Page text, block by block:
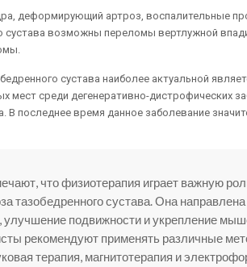
деформирующий артроз, воспалительные
сустава возможны переломы вертлужной
сустава наиболее актуальной
мест среди дегенеративно-дистрофических
В последнее время данное заболевание
что физиотерапия играет важную
тазобедренного сустава. Она
улучшение подвижности и укрепление
рекомендуют применять различные
терапия, магнитотерапия и